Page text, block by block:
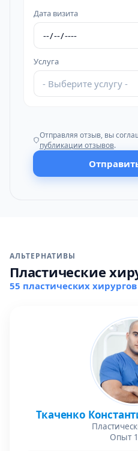
Дата визита
Услуга
- Выберите услугу -
Отправляя отзыв, вы
публикации отзывов.
АЛЬТЕРНАТИВЫ
Пластические
55 пластических
Ткаченко
Опыт